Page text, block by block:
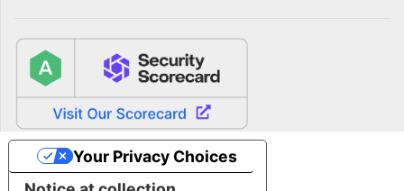
Your Privacy Choices